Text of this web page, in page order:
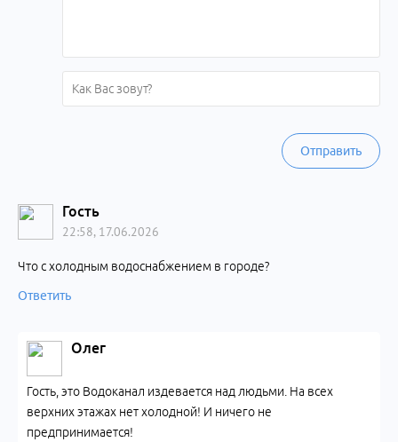
Отправить
Гость
22:58, 17.06.2026
Что с холодным водоснабжением в городе?
Ответить
Олег
Гость, это Водоканал издевается над людьми. На всех
верхних этажах нет холодной! И ничего не
предпринимается!